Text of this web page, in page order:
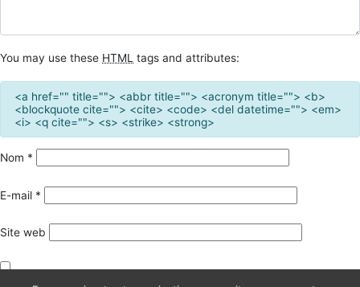
You may use these HTML tags and attributes:
<a href="" title=""> <abbr title=""> <acronym title=""> <b>
<blockquote cite=""> <cite> <code> <del datetime=""> <em>
<i> <q cite=""> <s> <strike> <strong>
Nom *
E-mail *
Site web